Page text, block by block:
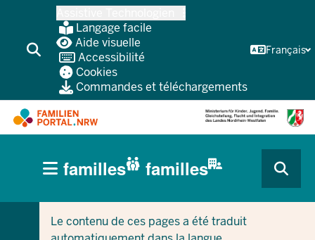
contenu
Langage facile
Aide visuelle
Accessibilité
Cookies
Commandes et téléchargements
Français
CURRENT SECTION POUR LES ENTREPRISES/
CURRENT SECTION POUR LES FAMILLES
HAUPTNAVIGATION
(BÜRGERBEREICH
familles familles
Le contenu de ces pages a été traduit